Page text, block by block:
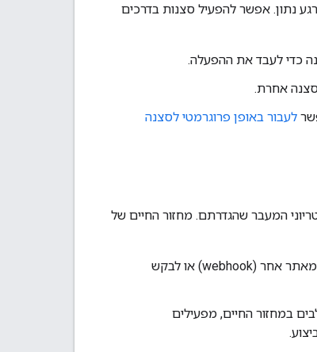
נתון. אפשר להפעיל סצנות בדרכים
אחרת.
לעבור באופן פרוגרמטי לסצנה
המעבר שהגדרתם. מחזור החיים של
– השלב הזה פועל רק פעם אחת כשסצנה מופעלת. אפשר להפעיל תגובה לפעולה מאתר אחר (webhook) או לבקש
במחזור החיים, מפעילים